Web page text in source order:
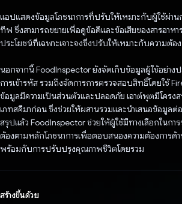
แอปแสดงข้อมูลโภชนาการที่ปรับให้เหมาะกับผู้ใช้ผ่า
ทีฟ ซึ่งสามารถขยายเพื่อดูข้อดีและข้อเสียของสารอาห
ประโยชน์ที่เฉพาะเจาะจงซึ่งปรับให้เหมาะกับความต้อ
นอกจากนี้ FoodInspector ยังจัดเก็บข้อมูลผู้ใช้อย่าง
การเข้ารหัส รวมถึงจัดการการตรวจสอบสิทธิ์โดยใช้
ข้อมูลมีความเป็นส่วนตัวและปลอดภัย เอาต์พุตมีโครง
เภทสคีมาก่อน ซึ่งช่วยให้ผสานรวมและนำเสนอข้อมูลต่
สรุปแล้ว FoodInspector ช่วยให้ผู้ใช้มีทางเลือกในกา
ต้องตามหลักโภชนาการเพื่อตอบสนองความต้องการด้
พร้อมกับการปรับปรุงคุณภาพชีวิตโดยรวม
สร้างขึ้นด้วย